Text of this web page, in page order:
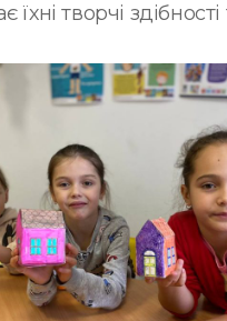
творчі здібності